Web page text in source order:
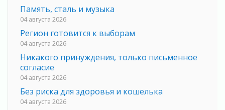
Память, сталь и музыка
04 августа 2026
Регион готовится к выборам
04 августа 2026
Никакого принуждения, только письменное
согласие
04 августа 2026
Без риска для здоровья и кошелька
04 августа 2026